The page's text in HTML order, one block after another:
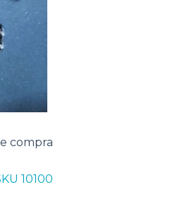
compra
10100